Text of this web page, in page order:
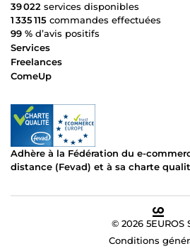
39 022 services disponibles
1 335 115 commandes effectuées
99 % d’avis positifs
Services
Freelances
ComeUp
Adhère à la Fédération du e-
distance (Fevad) et à sa charte
© 2026 5EUROS
Conditions